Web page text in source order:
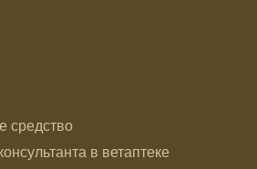
средство
в ветаптеке